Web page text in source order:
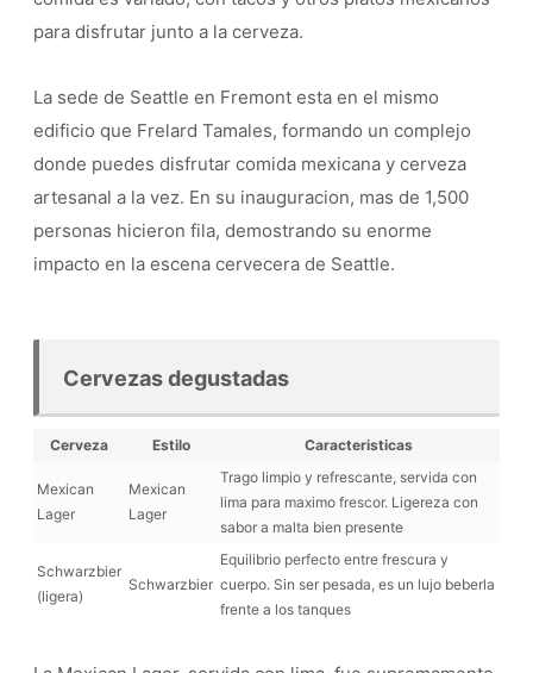
para disfrutar junto a la cerveza.
La sede de Seattle en Fremont esta en el mismo
edificio que Frelard Tamales, formando un complejo
donde puedes disfrutar comida mexicana y cerveza
artesanal a la vez. En su inauguracion, mas de 1,500
personas hicieron fila, demostrando su enorme
impacto en la escena cervecera de Seattle.
Cervezas degustadas
Cerveza Estilo Caracteristicas
Mexican
Lager
Mexican
Lager
Trago limpio y refrescante, servida con
lima para maximo frescor. Ligereza con
sabor a malta bien presente
Schwarzbier
(ligera)
Schwarzbier
Equilibrio perfecto entre frescura y
cuerpo. Sin ser pesada, es un lujo beberla
frente a los tanques